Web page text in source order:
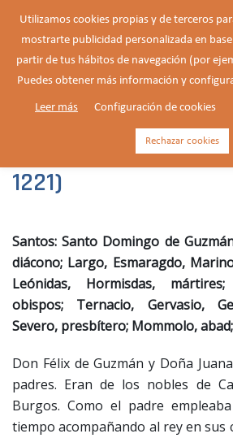
Domingo de
presbítero y
1221)
Santos: Santo Domingo de
diácono; Largo, Esmaragdo,
Leónidas, Hormisdas,
obispos; Ternacio, Gervasio,
Severo, presbítero; Mommolo,
Don Félix de Guzmán y Doña
padres. Eran de los nobles de
Burgos. Como el padre
tiempo acompañando al rey en sus
Utilizamos cookies propias y de terceros
mostrarte publicidad personalizada en
partir de tus hábitos de navegación (por
Puedes obtener más información y
Leer más Configuración de cookies
Rechazar cookies